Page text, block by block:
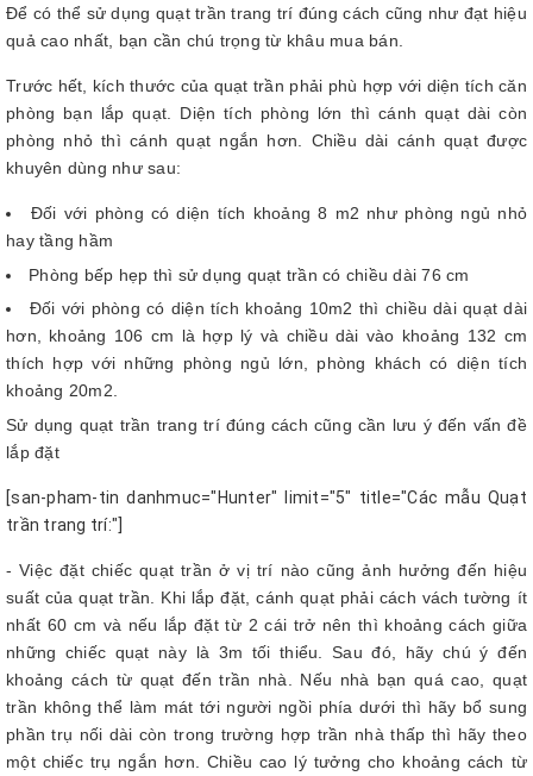
Để có thể sử dụng quạt trần trang trí đúng cách cũng như đạt hiệu
quả cao nhất, bạn cần chú trọng từ khâu mua bán.
Trước hết, kích thước của quạt trần phải phù hợp với diện tích căn
phòng bạn lắp quạt. Diện tích phòng lớn thì cánh quạt dài còn
phòng nhỏ thì cánh quạt ngắn hơn. Chiều dài cánh quạt được
khuyên dùng như sau:
Đối với phòng có diện tích khoảng 8 m2 như phòng ngủ nhỏ
hay tầng hầm
Phòng bếp hẹp thì sử dụng quạt trần có chiều dài 76 cm
Đối với phòng có diện tích khoảng 10m2 thì chiều dài quạt dài
hơn, khoảng 106 cm là hợp lý và chiều dài vào khoảng 132 cm
thích hợp với những phòng ngủ lớn, phòng khách có diện tích
khoảng 20m2.
Sử dụng quạt trần trang trí đúng cách cũng cần lưu ý đến vấn đề
lắp đặt
[san-pham-tin danhmuc="Hunter" limit="5" title="Các mẫu Quạt
trần trang trí:"]
- Việc đặt chiếc quạt trần ở vị trí nào cũng ảnh hưởng đến hiệu
suất của quạt trần. Khi lắp đặt, cánh quạt phải cách vách tường ít
nhất 60 cm và nếu lắp đặt từ 2 cái trở nên thì khoảng cách giữa
những chiếc quạt này là 3m tối thiểu. Sau đó, hãy chú ý đến
khoảng cách từ quạt đến trần nhà. Nếu nhà bạn quá cao, quạt
trần không thể làm mát tới người ngồi phía dưới thì hãy bổ sung
phần trụ nối dài còn trong trường hợp trần nhà thấp thì hãy theo
một chiếc trụ ngắn hơn. Chiều cao lý tưởng cho khoảng cách từ